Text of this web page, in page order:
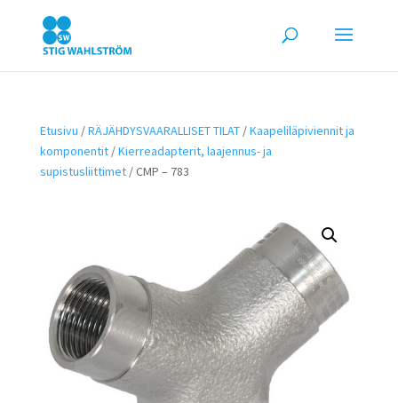
Etusivu /RÄJÄHDYSVAARALLISET TILAT/Kaapeliläpiviennit ja
komponentit/Kierreadapterit, laajennus- ja
supistusliittimet/ CMP – 783